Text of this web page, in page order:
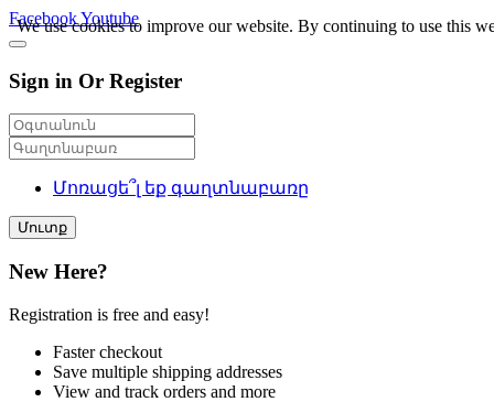
FacebookYoutube
Sign in Or Register
Մոռացե՞լ եք գաղտնաբառը
Մուտք
New Here?
Registration is free and easy!
Faster checkout
Save multiple shipping addresses
View and track orders and more
We use cookies to improve our website. By continuing to use this